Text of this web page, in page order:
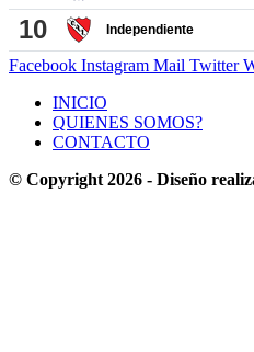
Facebook Instagram Mail Twitter
INICIO
QUIENES SOMOS?
CONTACTO
© Copyright 2026 - Diseño